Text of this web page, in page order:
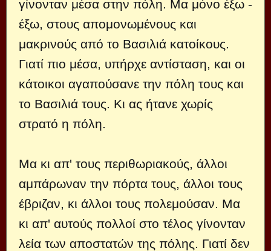
γίνονταν μέσα στην πόλη. Μα μόνο έξω -
έξω, στους απομονωμένους και
μακρινούς από το Βασιλιά κατοίκους.
Γιατί πιο μέσα, υπήρχε αντίσταση, και οι
κάτοικοι αγαπούσανε την πόλη τους και
το Βασιλιά τους. Κι ας ήτανε χωρίς
στρατό η πόλη.
Μα κι απ' τους περιθωριακούς, άλλοι
αμπάρωναν την πόρτα τους, άλλοι τους
έβριζαν, κι άλλοι τους πολεμούσαν. Μα
κι απ' αυτούς πολλοί στο τέλος γίνονταν
λεία των αποστατών της πόλης. Γιατί δεν